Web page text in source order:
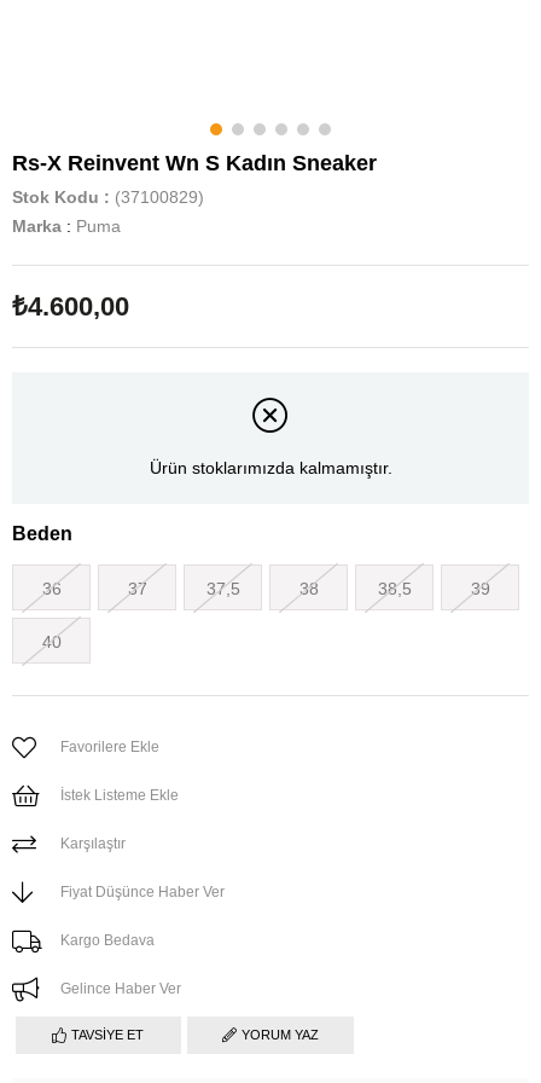
Rs-X Reinvent Wn S Kadın Sneaker
Stok Kodu
(37100829)
Marka : Puma
₺4.600,00
Ürün stoklarımızda kalmamıştır.
Beden
36 37 37,5 38 38,5 39
40
Favorilere Ekle
İstek Listeme Ekle
Karşılaştır
Fiyat Düşünce Haber Ver
Kargo Bedava
Gelince Haber Ver
TAVSIYE ET YORUM YAZ